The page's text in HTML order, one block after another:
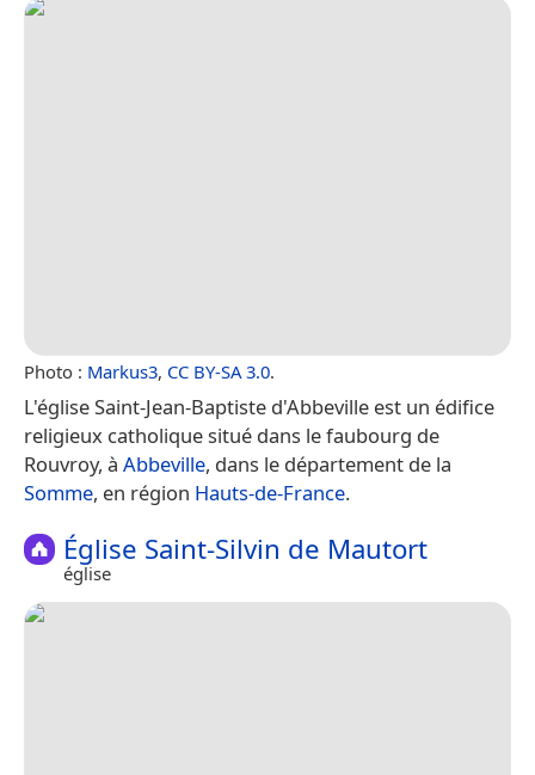
Photo : Markus3, CC BY-SA 3.0.
L'église Saint-Jean-Baptiste d'Abbeville est un édifice
religieux catholique situé dans le faubourg de
Rouvroy, à Abbeville, dans le département de la
Somme, en région Hauts-de-France.
Église Saint-Silvin de Mautort
église